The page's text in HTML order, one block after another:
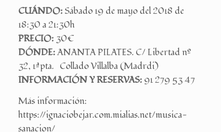
CUÁNDO:Sábado 19 de mayo del 2018 de
18:30 a 21:30h
PRECIO:30€
DÓNDE:ANANTA PILATES. C/ Libertad nº
32, 1ªpta. Collado Villalba (Madrdi)
INFORMACIÓN Y RESERVAS:91 279 53 47
Más información:
https://ignaciobejar.com.mialias.net/musica-
sanacion/